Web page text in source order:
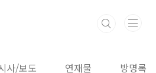
사/보도 연재물 방명록